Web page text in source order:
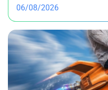
06/08/2026